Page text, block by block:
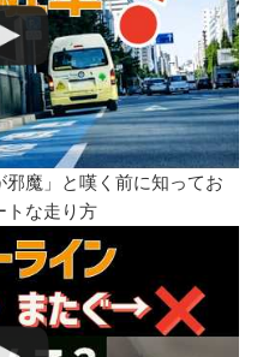
邪魔」と嘆く前に知ってお
トな走り方